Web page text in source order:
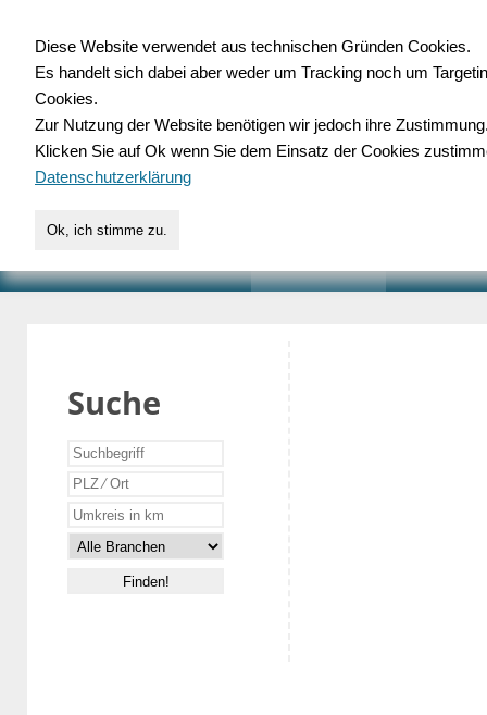
für Handwerk,
Suche
Diese Website verwendet aus technischen Gründen Cookies.
Es handelt sich dabei aber weder um Tracking noch um
Cookies.
Zur Nutzung der Website benötigen wir jedoch ihre
Klicken Sie auf Ok wenn Sie dem Einsatz der Cookies
Datenschutzerklärung
Ok, ich stimme zu.